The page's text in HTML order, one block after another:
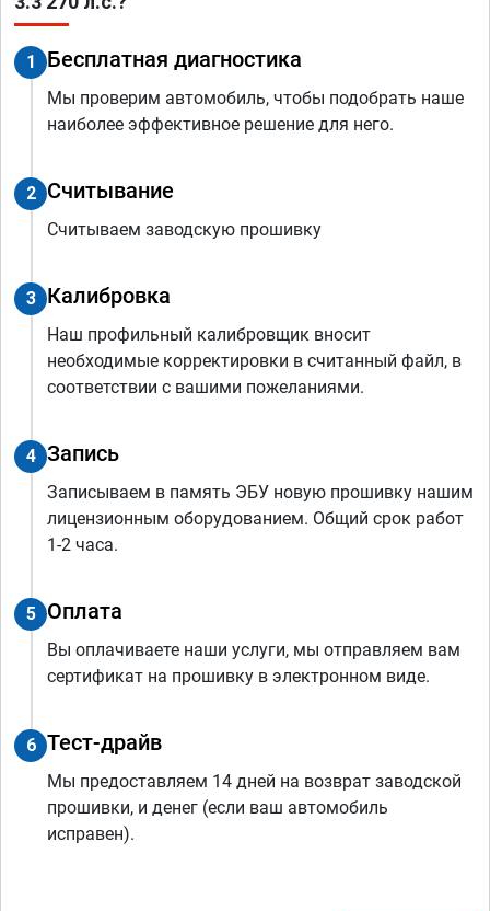
1 Бесплатная диагностика
Мы проверим автомобиль, чтобы подобрать наше
наиболее эффективное решение для него.
2 Считывание
Считываем заводскую прошивку
3 Калибровка
Наш профильный калибровщик вносит
необходимые корректировки в считанный файл, в
соответствии с вашими пожеланиями.
4 Запись
Записываем в память ЭБУ новую прошивку нашим
лицензионным оборудованием. Общий срок работ
1-2 часа.
5 Оплата
Вы оплачиваете наши услуги, мы отправляем вам
сертификат на прошивку в электронном виде.
6 Тест-драйв
Мы предоставляем 14 дней на возврат заводской
прошивки, и денег (если ваш автомобиль
исправен).